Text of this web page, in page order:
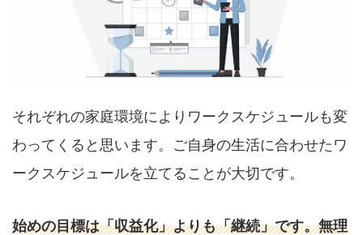
それぞれの家庭環境によりワークスケジュールも変
わってくると思います。ご自身の生活に合わせたワ
ークスケジュールを立てることが大切です。
始めの目標は「収益化」よりも「継続」です。無理